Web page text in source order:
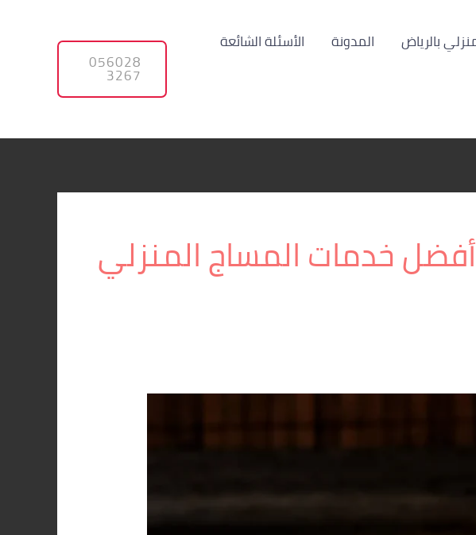
بالرياض المدونة الأسئلة الشائعة
056028
3267
أفضل خدمات المساج المنزلي